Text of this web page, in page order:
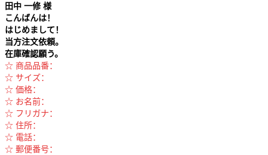
田中 一修 様
こんばんは！
はじめまして！
当方注文依頼。
在庫確認願う。
☆ 商品品番：
☆ サイズ：
☆ 価格：
☆ お名前：
☆ フリガナ：
☆ 住所：
☆ 電話：
☆ 郵便番号：